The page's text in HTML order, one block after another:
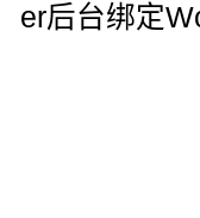
er后台绑定